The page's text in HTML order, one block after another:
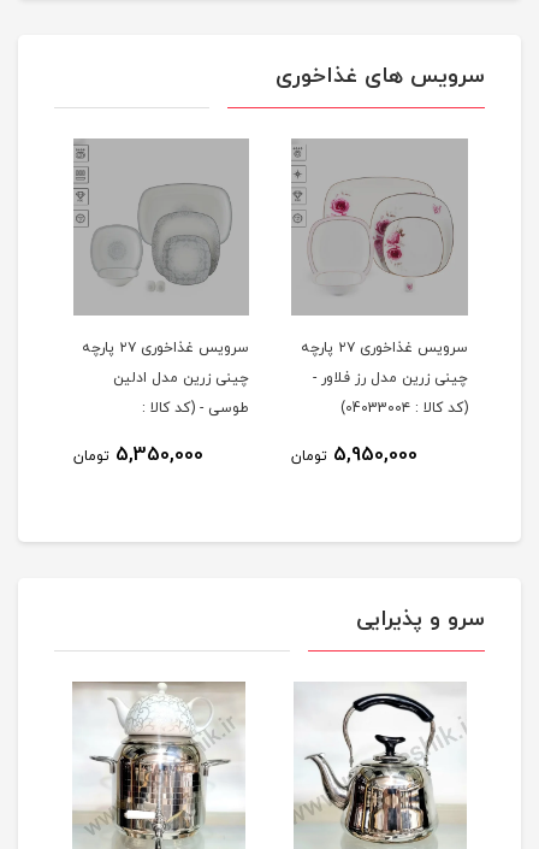
سرویس های غذاخوری
سرویس غذاخوری ۲۷ پارچه
چینی زرین مدل رز فلاور -
(کد کالا : 0403300۴)
5,950,000 تومان
سرویس غذاخوری ۲۷ پارچه
چینی زرین مدل ادلین
طوسی - (کد کالا :
5,350,000 تومان
سرو و پذیرایی